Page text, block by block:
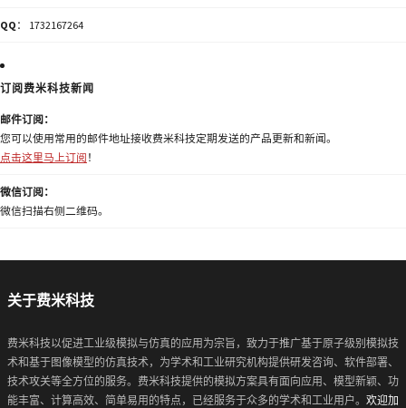
QQ ： 1732167264
订阅费米科技新闻
邮件订阅：
您可以使用常用的邮件地址接收费米科技定期发送的产品更新和新闻。
点击这里马上订阅 ！
微信订阅：
微信扫描右侧二维码。
关于费米科技
费米科技以促进工业级模拟与仿真的应用为宗旨，致力于推广基于原子级别模拟技
术和基于图像模型的仿真技术，为学术和工业研究机构提供研发咨询、软件部署、
技术攻关等全方位的服务。费米科技提供的模拟方案具有面向应用、模型新颖、功
能丰富、计算高效、简单易用的特点，已经服务于众多的学术和工业用户。 欢迎加